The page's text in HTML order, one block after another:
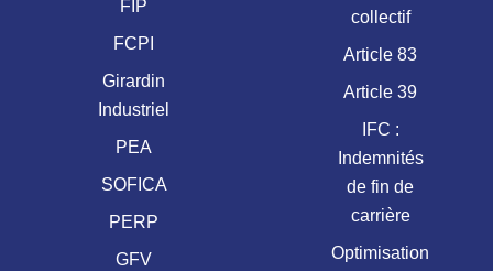
FIP
FCPI
Girardin
Industriel
PEA
SOFICA
PERP
GFV
collectif
Article 83
Article 39
IFC :
Indemnités
de fin de
carrière
Optimisation